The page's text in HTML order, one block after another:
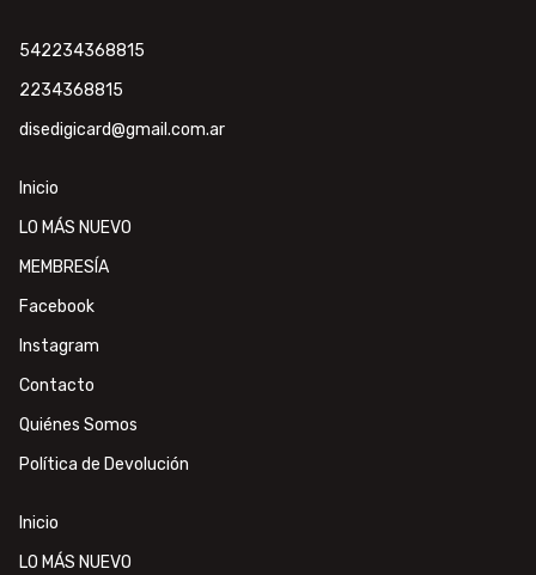
542234368815
2234368815
disedigicard@gmail.com.ar
Inicio
LO MÁS NUEVO
MEMBRESÍA
Facebook
Instagram
Contacto
Quiénes Somos
Política de Devolución
Inicio
LO MÁS NUEVO